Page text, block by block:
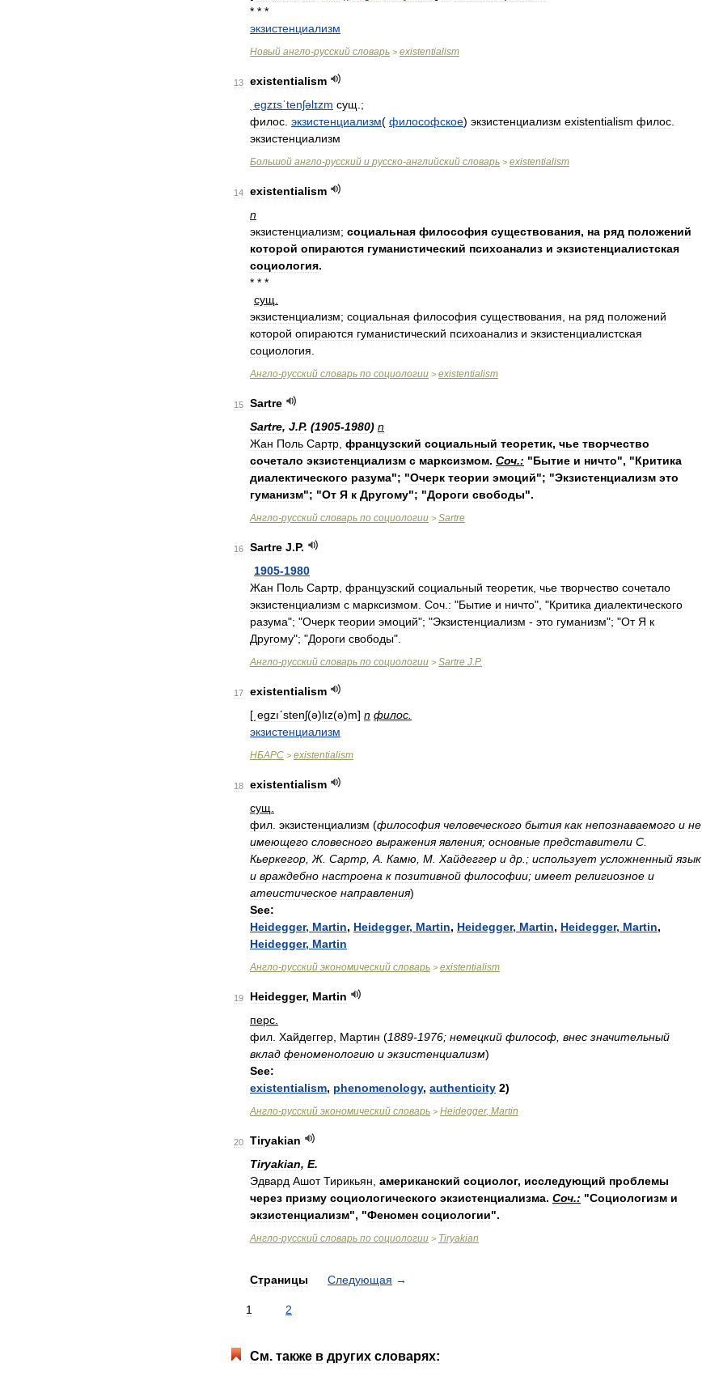
* * *
экзистенциализм
Новый англо-русский словарь > existentialism
13
existentialism
ˌeɡzɪsˈtenʃəlɪzm сущ .;
филос экзистенциализм( философское) экзистенциализм existentialism филос
экзистенциализм
Большой англо-русский и русско-английский словарь > existentialism
14
existentialism
n
экзистенциализм; социальная философия существования, на ряд положений
которой опираются гуманистический психоанализ и экзистенциалистская
социология.
* * *
сущ
экзистенциализм; социальная философия существования на ряд положений
которой опираются гуманистический психоанализ и экзистенциалистская
социология
Англо-русский словарь по социологии > existentialism
15
Sartre
Sartre, J.P. (1905-1980) n
Жан Поль Сартр французский социальный теоретик, чье творчество
сочетало экзистенциализм с марксизмом. Соч.: "Бытие и ничто", "Критика
диалектического разума"; "Очерк теории эмоций"; "Экзистенциализм это
гуманизм"; "От Я к Другому"; "Дороги свободы".
Англо-русский словарь по социологии > Sartre
16 Sartre J.P.
1905-1980
Жан Поль Сартр французский социальный теоретик чье творчество сочетало
экзистенциализм с марксизмом Соч : "Бытие и ничто", "Критика диалектического
разума"; "Очерк теории эмоций"; "Экзистенциализм - это гуманизм"; "От Я к
Другому"; "Дороги свободы".
Англо-русский словарь по социологии > Sartre J.P.
17
existentialism
[ ͵egzıʹstenʃ(ə)lız(ə)m] n филос
экзистенциализм
НБАРС > existentialism
18
existentialism
сущ
фил экзистенциализм (философия человеческого бытия как непознаваемого и не
имеющего словесного выражения явления; основные представители С
Кьеркегор Ж. Сартр А Камю М Хайдеггер и др .; использует усложненный язык
и враждебно настроена к позитивной философии; имеет религиозное и
атеистическое направления)
See:
Heidegger, Martin, Heidegger, Martin, Heidegger, Martin, Heidegger, Martin,
Heidegger, Martin
Англо-русский экономический словарь > existentialism
19 Heidegger, Martin
перс
фил Хайдеггер Мартин (1889-1976; немецкий философ внес значительный
вклад феноменологию и экзистенциализм)
See:
existentialism, phenomenology, authenticity 2)
Англо-русский экономический словарь > Heidegger, Martin
20
Tiryakian
Tiryakian, E.
Эдвард Ашот Тирикьян американский социолог, исследующий проблемы
через призму социологического экзистенциализма. Соч.: "Социологизм и
экзистенциализм", "Феномен социологии".
Англо-русский словарь по социологии > Tiryakian
Страницы Следующая →
1 2
См. также в других словарях: